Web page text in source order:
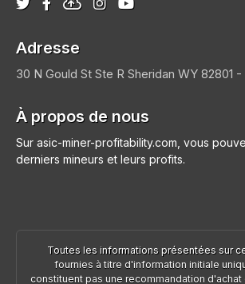
Adresse
30 N Gould St Ste R Sheridan WY 82801 -
À propos de nous
Sur asic-miner-profitability.com, vous
derniers mineurs et leurs profits.
Toutes les informations présentées sur
fournies à titre d'information initiale
constituent pas une recommandation d'achat